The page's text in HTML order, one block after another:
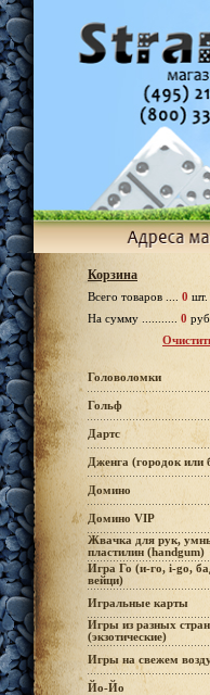
Корзина
Всего товаров .... 0 шт.
На сумму ........... 0 руб.
Головоломки
Гольф
Дартс
Дженга (городок или
Домино
Домино VIP
Жвачка для рук,
пластилин (handgum)
Игра Го (и-го, i-go,
вейци)
Игральные карты
Игры из разных стран
(экзотические)
Игры на свежем
Йо-Йо